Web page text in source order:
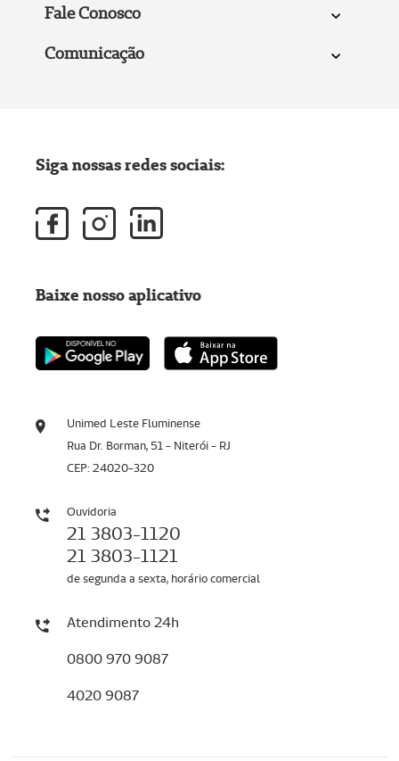
Fale Conosco
Comunicação
Unimed Leste Fluminense
Rua Dr. Borman, 51 - Niterói - RJ
CEP: 24020-320
Ouvidoria
21 3803-1120
21 3803-1121
de segunda a sexta, horário comercial
Atendimento 24h
0800 970 9087
4020 9087
Siga nossas redes sociais:
Baixe nosso aplicativo